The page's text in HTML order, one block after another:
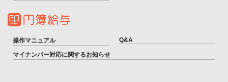
操作マニュアル Q&A
マイナンバー対応に関するお知らせ